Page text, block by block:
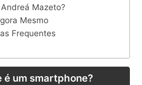
Andreá Mazeto?
Mesmo
Frequentes
é um smartphone?